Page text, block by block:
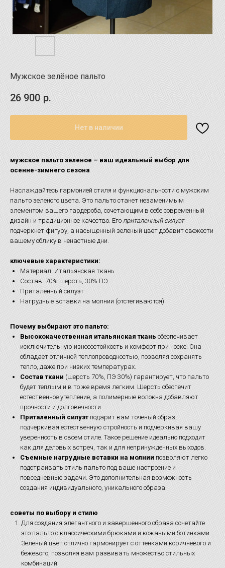
Мужское зелёное пальто
26 900 р.
Нет в наличии
мужское пальто зеленое – ваш идеальный выбор для
осенне-зимнего сезона
Наслаждайтесь гармонией стиля и функциональности с мужским
пальто зеленого цвета. Это пальто станет незаменимым
элементом вашего гардероба, сочетающим в себе современный
дизайн и традиционное качество. Его приталенный силуэт
подчеркнет фигуру, а насыщенный зеленый цвет добавит свежести
вашему облику в ненастные дни.
ключевые характеристики:
Материал: Итальянская ткань
Состав: 70% шерсть, 30% ПЭ
Приталенный силуэт
Нагрудные вставки на молнии (отстегиваются)
Почему выбирают это пальто:
Высококачественная итальянская ткань обеспечивает
исключительную износостойкость и комфорт при носке. Она
обладает отличной теплопроводностью, позволяя сохранять
тепло, даже при низких температурах.
Состав ткани (шерсть 70%, ПЭ 30%) гарантирует, что пальто
будет теплым и в то же время легким. Шерсть обеспечит
естественное утепление, а полимерные волокна добавляют
прочности и долговечности.
Приталенный силуэтподарит вам точеный образ,
подчеркивая естественную стройность и подчеркивая вашу
уверенность в своем стиле. Такое решение идеально подходит
как для деловых встреч, так и для непринужденных выходов.
Съемные нагрудные вставки на молнии позволяют легко
подстраивать стиль пальто под ваше настроение и
повседневные задачи. Это дополнительная возможность
создания индивидуального, уникального образа.
советы по выбору и стилю
Для создания элегантного и завершенного образа сочетайте
это пальто с классическими брюками и кожаными ботинками.
Зеленый цвет отлично гармонирует с оттенками коричневого и
бежевого, позволяя вам развивать множество стильных
комбинаций.